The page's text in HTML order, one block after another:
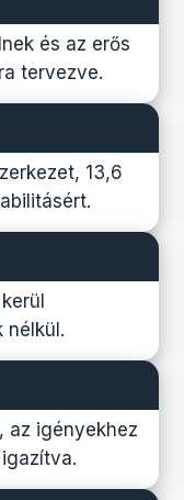
és az erős
tervezve.
13,6
nélkül.
az igényekhez